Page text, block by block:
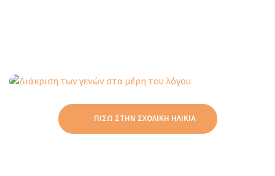
ΠΊΣΩ ΣΤΗΝ ΣΧΟΛΙΚΉ ΗΛΙΚΊΑ